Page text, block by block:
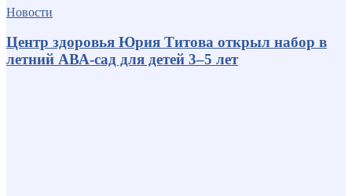
Новости
Центр здоровья Юрия Титова открыл набор в
летний АВА-сад для детей 3–5 лет